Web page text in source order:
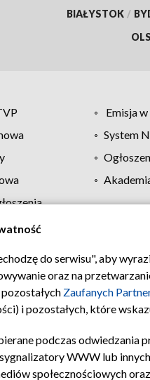
BIAŁYSTOK /
Emisja
System
Regulamin
do serwisu", aby
oraz na
Zaufanych
i pozostałych, które
podczas odwiedzania
WWW lub
społecznościowych